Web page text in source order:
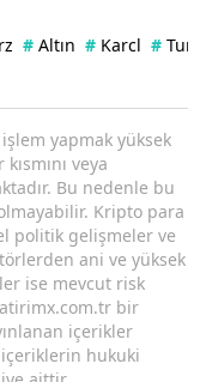
# Altın # Karcl #
yapmak yüksek
veya
Bu nedenle bu
Kripto para
politik gelişmeler ve
ani ve yüksek
ise mevcut risk
bir
içerikler
hukuki